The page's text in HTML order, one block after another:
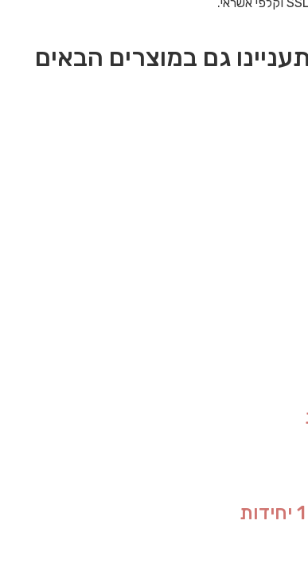
גם במוצרים הבאים